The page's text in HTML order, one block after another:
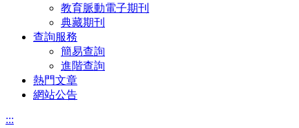
教育脈動電子期刊
典藏期刊
查詢服務
簡易查詢
進階查詢
熱門文章
網站公告
:::